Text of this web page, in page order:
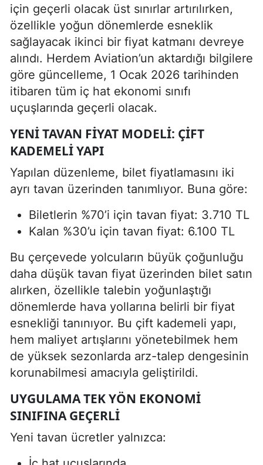
için geçerli olacak üst sınırlar artırılırken,
özellikle yoğun dönemlerde esneklik
sağlayacak ikinci bir fiyat katmanı devreye
alındı. Herdem Aviation’un aktardığı bilgilere
göre güncelleme, 1 Ocak 2026 tarihinden
itibaren tüm iç hat ekonomi sınıfı
uçuşlarında geçerli olacak.
YENI TAVAN FIYAT MODELI: ÇIFT
KADEMELI YAPI
Yapılan düzenleme, bilet fiyatlamasını iki
ayrı tavan üzerinden tanımlıyor. Buna göre:
Biletlerin %70’i için tavan fiyat: 3.710 TL
Kalan %30’u için tavan fiyat: 6.100 TL
Bu çerçevede yolcuların büyük çoğunluğu
daha düşük tavan fiyat üzerinden bilet satın
alırken, özellikle talebin yoğunlaştığı
dönemlerde hava yollarına belirli bir fiyat
esnekliği tanınıyor. Bu çift kademeli yapı,
hem maliyet artışlarını yönetebilmek hem
de yüksek sezonlarda arz-talep dengesinin
korunabilmesi amacıyla geliştirildi.
UYGULAMA TEK YÖN EKONOMI
SINIFINA GEÇERLI
Yeni tavan ücretler yalnızca: